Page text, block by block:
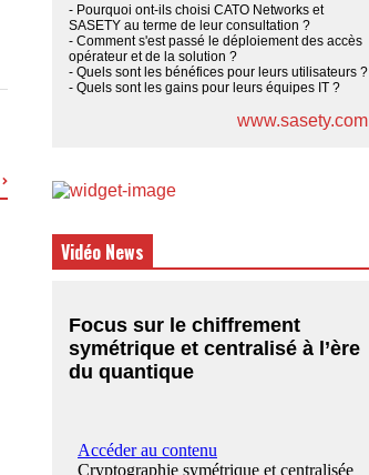
- Pourquoi ont-ils choisi CATO Networks et
SASETY au terme de leur consultation ?
- Comment s'est passé le déploiement des accès
opérateur et de la solution ?
- Quels sont les bénéfices pour leurs utilisateurs ?
- Quels sont les gains pour leurs équipes IT ?
www.sasety.com
Vidéo News
Focus sur le chiffrement
symétrique et centralisé à l’ère
du quantique